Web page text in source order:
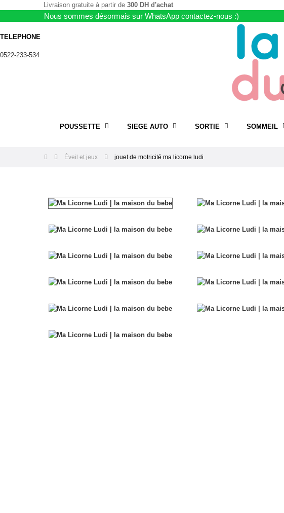
Livraison gratuite à partir de 300 DH d'achat
Nous sommes désormais sur WhatsApp contactez-nous :)
TELEPHONE
0522-233-534
POUSSETTE SIEGE AUTO SORTIE SOMMEIL
Éveil et jeux jouet de motricité ma licorne ludi